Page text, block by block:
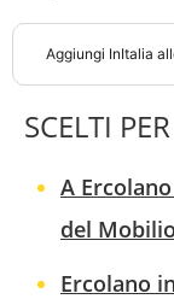
Aggiungi InItalia
SCELTI
A
del
Ercolano